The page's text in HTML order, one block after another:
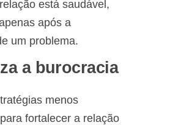
está saudável,
após a
um problema.
a burocracia
menos
fortalecer a relação